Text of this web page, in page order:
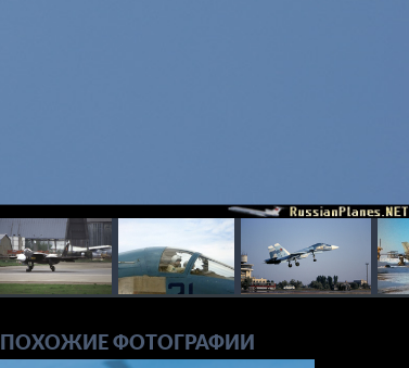
ПОХОЖИЕ ФОТОГРАФИИ